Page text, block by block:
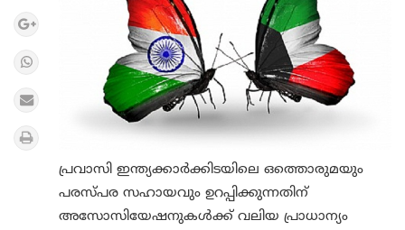
പ്രവാസി ഇന്ത്യക്കാർക്കിടയിലെ ഒത്തൊരുമയും
പരസ്പര സഹായവും ഉറപ്പിക്കുന്നതിന്
അസോസിയേഷനുകൾക്ക് വലിയ പ്രാധാന്യം